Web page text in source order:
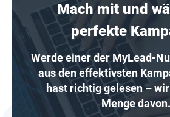
Mach mit und
perfekte
Werde einer der MyLead-
aus den effektivsten
hast richtig gelesen –
Menge davon.